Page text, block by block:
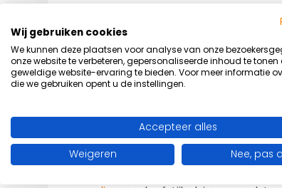
Groenten:
Je krijgt met deze
Smaak & variatie:
Met kruiden, sojasaus of toppings
Bon appétit!
Kan jij hulp gebruiken bij de
Wij gebruiken cookies
We kunnen deze plaatsen voor analyse van onze
onze website te verbeteren, gepersonaliseerde inhoud te tonen
geweldige website-ervaring te bieden. Voor meer informatie
die we gebruiken opent u de instellingen.
Accepteer alles
Weigeren
Nee, pas